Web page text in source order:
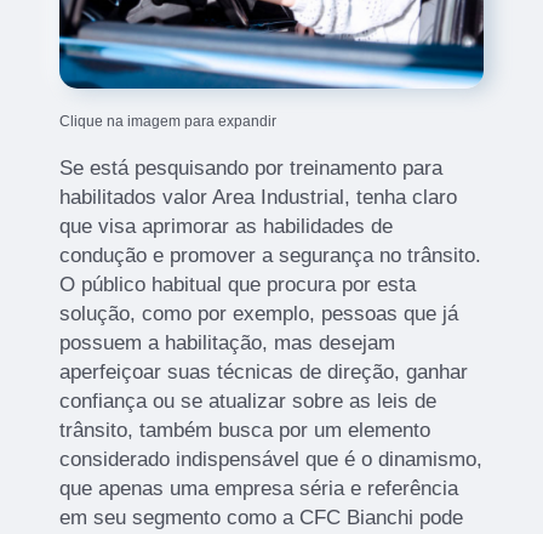
Clique na imagem para expandir
Se está pesquisando por treinamento para
habilitados valor Area Industrial, tenha claro
que visa aprimorar as habilidades de
condução e promover a segurança no trânsito.
O público habitual que procura por esta
solução, como por exemplo, pessoas que já
possuem a habilitação, mas desejam
aperfeiçoar suas técnicas de direção, ganhar
confiança ou se atualizar sobre as leis de
trânsito, também busca por um elemento
considerado indispensável que é o dinamismo,
que apenas uma empresa séria e referência
em seu segmento como a CFC Bianchi pode